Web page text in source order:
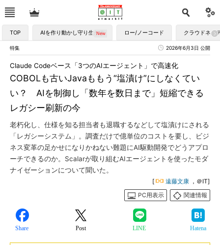
TOP AIを作り動かし守り生かす ロー/ノーコード クラウドネイ
特集 2026年6月3日 公開
COBOLも古いJavaももう“塩漬け”にしなくてい
い？ AIを制御し「数年を数日まで」短縮できる
レガシー刷新の今
Claude Codeベース「3つのAIエージェント」で高速化
老朽化し、仕様を知る担当者も退職するなどして塩漬けにされる
「レガシーシステム」。調査だけで億単位のコストを要し、ビジ
ネス変革の足かせになりかねない難題にAI駆動開発でどうアプロ
ーチできるのか。Scalarが取り組むAIエージェントを使ったモダ
ナイゼーションについて聞いた。
[ 遠藤文康 ，＠IT]
PC用表示
関連情報
Share Post LINE Hatena